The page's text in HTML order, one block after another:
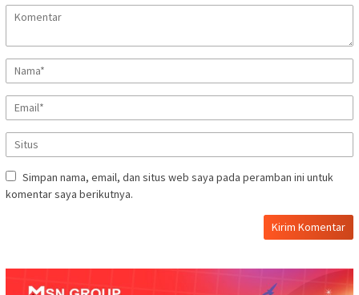
Simpan nama, email, dan situs web saya pada peramban ini untuk
komentar saya berikutnya.